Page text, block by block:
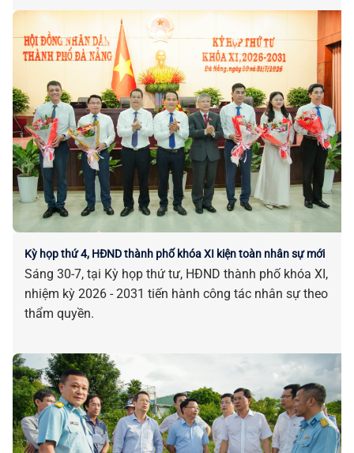
Kỳ họp thứ 4, HĐND thành phố khóa XI kiện toàn nhân sự mới
Sáng 30-7, tại Kỳ họp thứ tư, HĐND thành phố khóa XI,
nhiệm kỳ 2026 - 2031 tiến hành công tác nhân sự theo
thẩm quyền.